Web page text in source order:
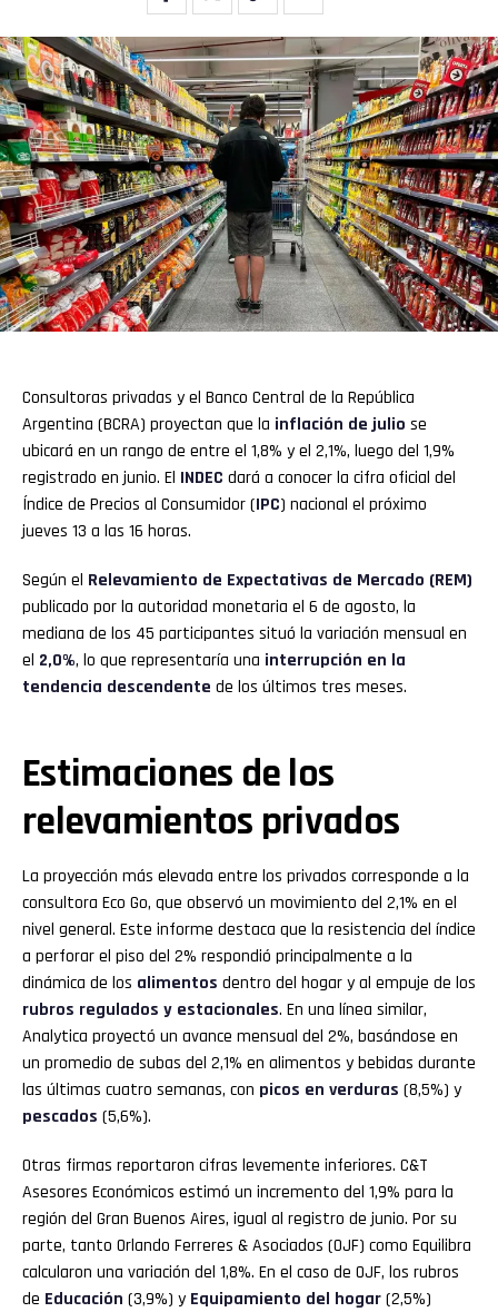
Consultoras privadas y el Banco Central de la República
Argentina (BCRA) proyectan que la inflación de julio se
ubicará en un rango de entre el 1,8% y el 2,1%, luego del 1,9%
registrado en junio. El INDEC dará a conocer la cifra oficial del
Índice de Precios al Consumidor (IPC) nacional el próximo
jueves 13 a las 16 horas.
Según el Relevamiento de Expectativas de Mercado (REM)
publicado por la autoridad monetaria el 6 de agosto, la
mediana de los 45 participantes situó la variación mensual en
el 2,0%, lo que representaría una interrupción en la
tendencia descendente de los últimos tres meses.
Estimaciones de los
relevamientos privados
La proyección más elevada entre los privados corresponde a la
consultora Eco Go, que observó un movimiento del 2,1% en el
nivel general. Este informe destaca que la resistencia del índice
a perforar el piso del 2% respondió principalmente a la
dinámica de los alimentos dentro del hogar y al empuje de los
rubros regulados y estacionales. En una línea similar,
Analytica proyectó un avance mensual del 2%, basándose en
un promedio de subas del 2,1% en alimentos y bebidas durante
las últimas cuatro semanas, con picos en verduras (8,5%) y
pescados (5,6%).
Otras firmas reportaron cifras levemente inferiores. C&T
Asesores Económicos estimó un incremento del 1,9% para la
región del Gran Buenos Aires, igual al registro de junio. Por su
parte, tanto Orlando Ferreres & Asociados (OJF) como Equilibra
calcularon una variación del 1,8%. En el caso de OJF, los rubros
de Educación (3,9%) y Equipamiento del hogar(2,5%)